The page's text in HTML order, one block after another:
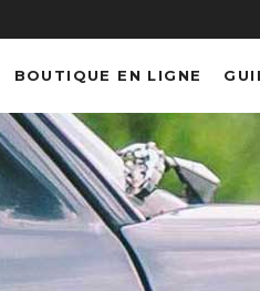
BOUTIQUE EN LIGNE